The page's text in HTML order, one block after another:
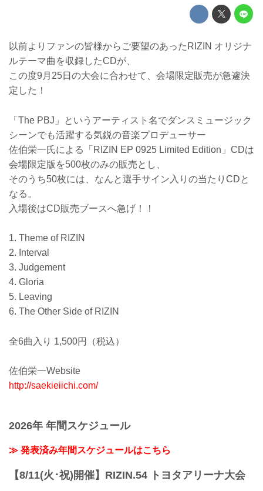
以前よりファンの皆様からご要望のあったRIZIN オリジナ
ルテーマ曲を収録したCDが、
この度9月25日の大会に合わせて、会場限定販売が急遽決
定した！
「The PBJ」というアーティスト名でダンスミュージック
シーンでも活躍する気鋭の音楽プロデューサー
佐伯栄一氏による「RIZIN EP 0925 Limited Edition」CDは
会場限定版を500枚のみの販売とし、
そのうち50枚には、なんと選手サイン入りの当たりCDと
なる。
入場後はCD販売ブースへ急げ！！
1. Theme of RIZIN
2. Interval
3. Judgement
4. Gloria
5. Leaving
6. The Other Side of RIZIN
全6曲入り 1,500円（税込）
佐伯栄一Website
http://saekieiichi.com/
2026年 年間スケジュール
≫ 発表済み年間スケジュールはこちら
【8/11(火･祝)開催】RIZIN.54 トヨタアリーナ大会